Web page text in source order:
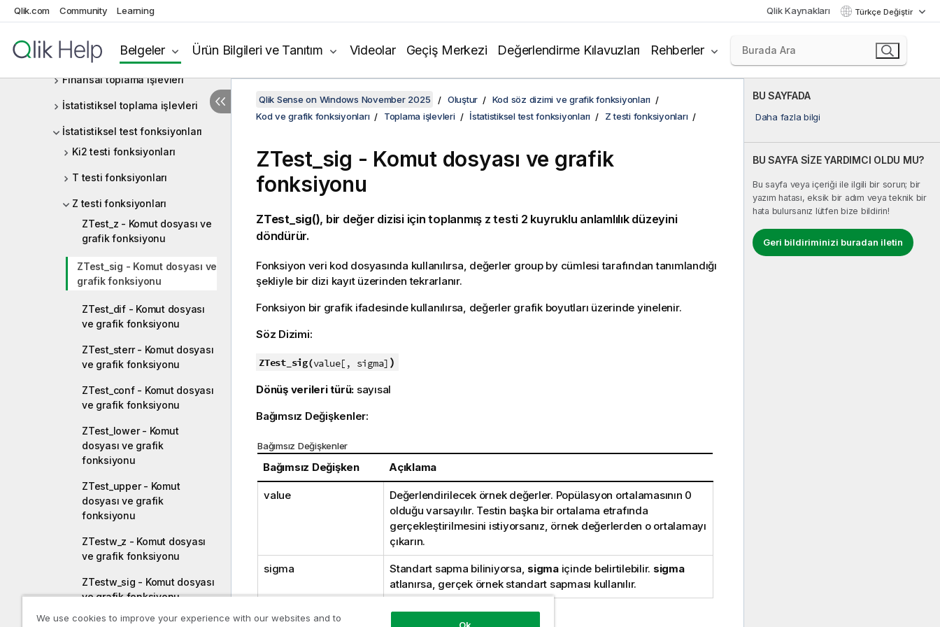
Qlik.com Community Learning Qlik Kaynakları Türkçe Değiştir
Belgeler Ürün Bilgileri ve Tanıtım Videolar Geçiş Merkezi Değerlendirme Kılavuzları Rehberler
Toplama işlevleri
Sayaç toplama işlevleri
Finansal toplama işlevleri
İstatistiksel toplama işlevleri
İstatistiksel test fonksiyonları
Ki2 testi fonksiyonları
T testi fonksiyonları
Z testi fonksiyonları
ZTest_z - Komut dosyası ve
grafik fonksiyonu
ZTest_sig - Komut dosyası ve
grafik fonksiyonu
ZTest_dif - Komut dosyası
ve grafik fonksiyonu
ZTest_sterr - Komut dosyası
ve grafik fonksiyonu
ZTest_conf - Komut dosyası
ve grafik fonksiyonu
ZTest_lower - Komut
dosyası ve grafik
fonksiyonu
ZTest_upper - Komut
dosyası ve grafik
fonksiyonu
ZTestw_z - Komut dosyası
ve grafik fonksiyonu
ZTestw_sig - Komut dosyası
ve grafik fonksiyonu
ZTestw_dif - Komut dosyası
BU SAYFADA
Daha fazla bilgi
BU SAYFA SİZE YARDIMCI OLDU MU?
Bu sayfa veya içeriği ile ilgili bir sorun; bir
yazım hatası, eksik bir adım veya teknik bir
hata bulursanız lütfen bize bildirin!
Geri bildiriminizi buradan iletin
Qlik Sense on Windows November 2025 Oluştur
Kod söz dizimi ve grafik fonksiyonları
Kod ve grafik fonksiyonları
Toplama işlevleri İstatistiksel test fonksiyonları Z testi fonksiyonları
ZTest_sig - Komut dosyası ve grafik
fonksiyonu
ZTest_sig(), bir değer dizisi için toplanmış z testi 2 kuyruklu anlamlılık düzeyini
döndürür.
Fonksiyon veri kod dosyasında kullanılırsa, değerler group by cümlesi tarafından tanımlandığı
şekliyle bir dizi kayıt üzerinden tekrarlanır.
Fonksiyon bir grafik ifadesinde kullanılırsa, değerler grafik boyutları üzerinde yinelenir.
Söz Dizimi:
ZTest_sig(value[, sigma] )
Dönüş verileri türü: sayısal
Bağımsız Değişkenler:
Bağımsız Değişkenler
Bağımsız Değişken Açıklama
value
Değerlendirilecek örnek değerler. Popülasyon ortalamasının 0
olduğu varsayılır. Testin başka bir ortalama etrafında
gerçekleştirilmesini istiyorsanız, örnek değerlerden o ortalamayı
çıkarın.
sigma Standart sapma biliniyorsa, sigmaiçinde belirtilebilir. sigma
atlanırsa, gerçek örnek standart sapması kullanılır.
We use cookies to improve your experience with our websites and to